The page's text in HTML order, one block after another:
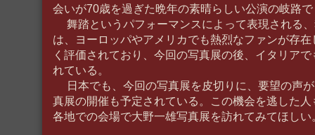
会いが70歳を過ぎた晩年の素晴らしい公演の岐路
舞踏というパフォーマンスによって表現される
は、ヨーロッパやアメリカでも熱烈なファンが存
く評価されており、今回の写真展の後、イタリア
れている。
日本でも、今回の写真展を皮切りに、要望の声
真展の開催も予定されている。この機会を逃した
各地での会場で大野一雄写真展を訪れてみてほしい